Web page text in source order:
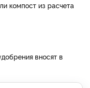
компост из расчета
вносят в